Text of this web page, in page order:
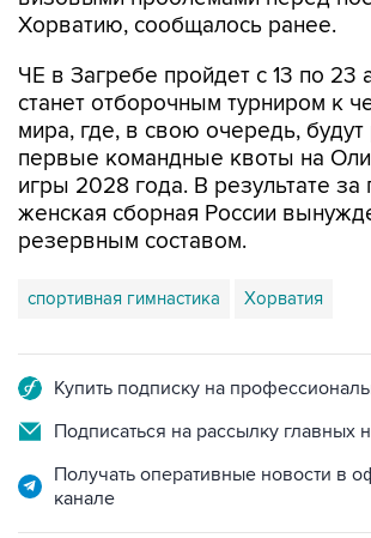
Хорватию, сообщалось ранее.
ЧЕ в Загребе пройдет с 13 по 23
станет отборочным турниром к
мира, где, в свою очередь,
первые командные квоты на
игры 2028 года. В результате за
женская сборная России
резервным составом.
спортивная гимнастика Хорватия
Купить подписку на
Подписаться на рассылку главных
Получать оперативные новости в
канале